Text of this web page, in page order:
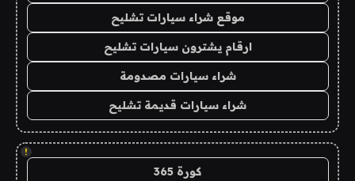
موقع شراء سيارات تشليح
ارقام يشترون سيارات تشليح
شراء سيارات مصدومة
شراء سيارات قديمة تشليح
!
كورة 365